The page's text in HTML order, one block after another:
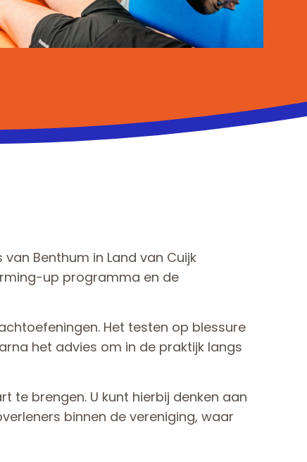
Benthum in Land van Cuijk
up programma en de
Het testen op blessure
het advies om in de praktijk langs
brengen. U kunt hierbij denken aan
binnen de vereniging, waar